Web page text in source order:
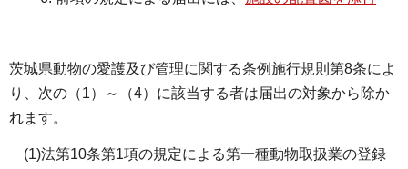
茨城県動物の愛護及び管理に関する条例施行規則第8条によ
り、次の（1）～（4）に該当する者は届出の対象から除か
れます。
(1)法第10条第1項の規定による第一種動物取扱業の登録